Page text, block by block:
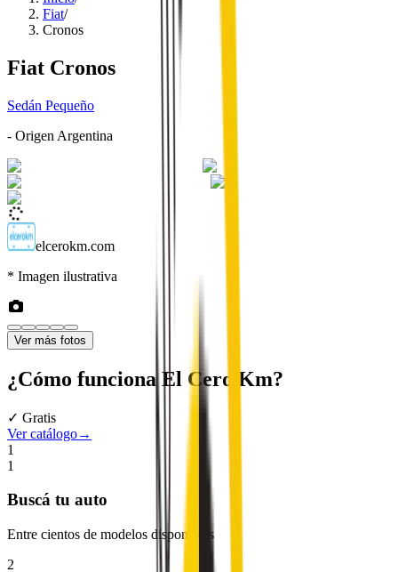
Fiat/
Cronos
Fiat Cronos
Sedán Pequeño
- Origen Argentina
elcerokm.com
* Imagen ilustrativa
Ver más fotos
¿Cómo funciona El Cero Km?
✓ Gratis
Ver catálogo→
1
1
Buscá tu auto
Entre cientos de modelos disponibles
2